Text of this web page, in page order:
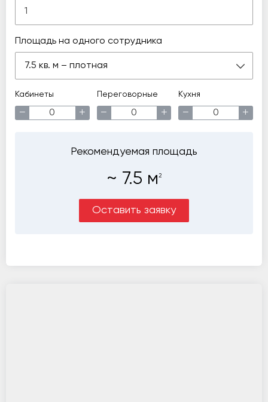
Площадь на одного сотрудника
7.5 кв. м – плотная
Кабинеты
− +
Переговорные
− +
Кухня
− +
Рекомендуемая площадь
~ 7.5 м 2
Оставить заявку